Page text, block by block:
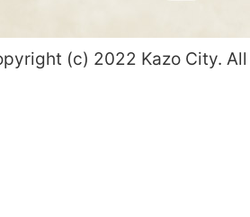
(c) 2022 Kazo City.